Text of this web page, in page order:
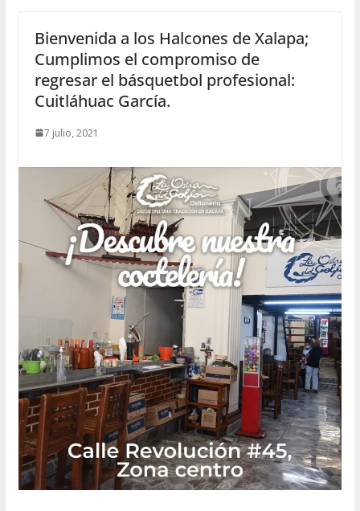
Bienvenida a los Halcones de Xalapa;
Cumplimos el compromiso de
regresar el básquetbol profesional:
Cuitláhuac García.
7 julio, 2021